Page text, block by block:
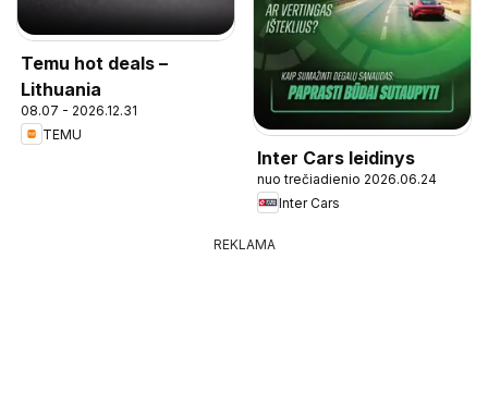
Temu hot deals –
Lithuania
08.07 - 2026.12.31
TEMU
Inter Cars leidinys
nuo trečiadienio 2026.06.24
Inter Cars
REKLAMA